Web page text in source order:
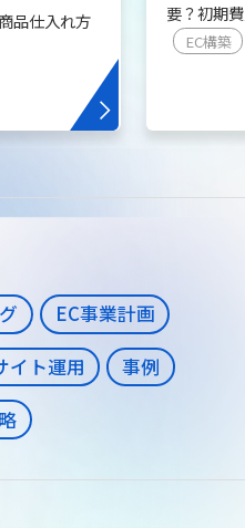
品仕入れ方
要？初期
を紹介
EC構築
EC事業計画
イト運用
事例